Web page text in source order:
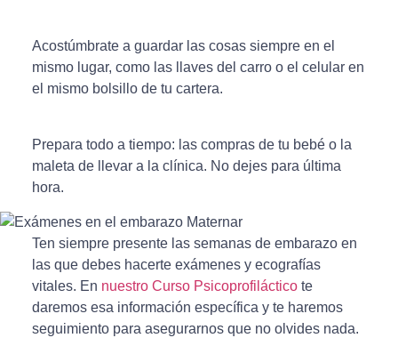
Acostúmbrate a guardar las cosas siempre en el
mismo lugar, como las llaves del carro o el celular en
el mismo bolsillo de tu cartera.
Prepara todo a tiempo: las compras de tu bebé o la
maleta de llevar a la clínica. No dejes para última
hora.
Ten siempre presente las semanas de embarazo en
las que debes hacerte exámenes y ecografías
vitales. En nuestro Curso Psicoprofilácticote
daremos esa información específica y te haremos
seguimiento para asegurarnos que no olvides nada.